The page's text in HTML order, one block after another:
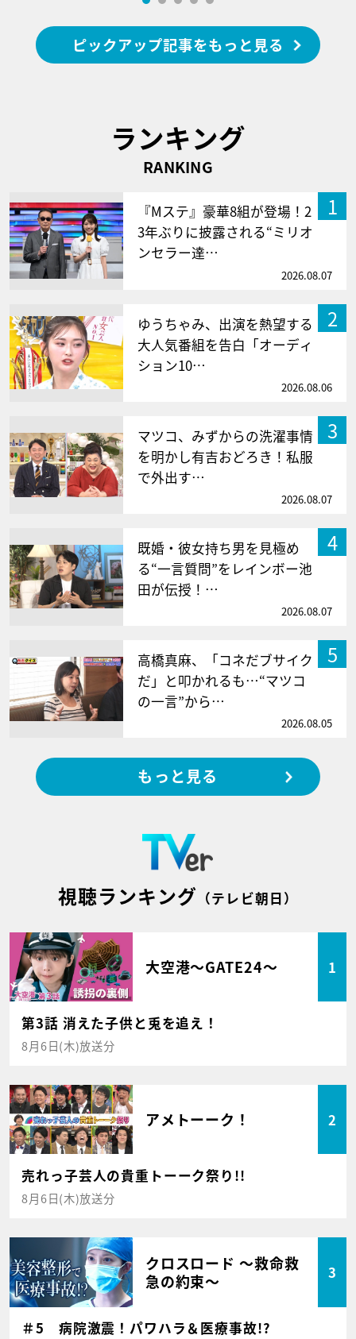
ピックアップ記事をもっと見る
ランキング
RANKING
1
『Mステ』豪華8組が登場！2
3年ぶりに披露される“ミリオ
ンセラー達…
2026.08.07
2
ゆうちゃみ、出演を熱望する
大人気番組を告白「オーディ
ション10…
2026.08.06
3
マツコ、みずからの洗濯事情
を明かし有吉おどろき！私服
で外出す…
2026.08.07
4
既婚・彼女持ち男を見極め
る“一言質問”をレインボー池
田が伝授！…
2026.08.07
5
高橋真麻、「コネだブサイク
だ」と叩かれるも…“マツコ
の一言”から…
2026.08.05
もっと見る
視聴ランキング （テレビ朝日）
大空港～GATE24～ 1
第3話 消えた子供と兎を追え！
8月6日(木)放送分
アメトーーク！ 2
売れっ子芸人の貴重トーーク祭り!!
8月6日(木)放送分
クロスロード ～救命救
急の約束～
3
＃5 病院激震！パワハラ＆医療事故!?